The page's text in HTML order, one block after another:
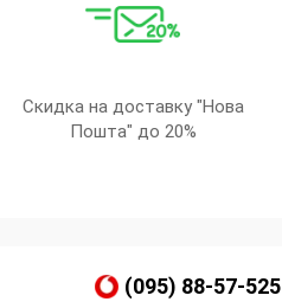
Скидка на доставку "Нова
Пошта" до 20%
(095) 88-57-525